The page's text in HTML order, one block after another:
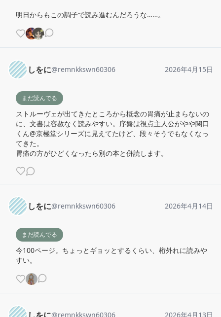
明日からもこの調子で読み進むんだろうな……。
しをに@remnkkswn60306 2026年4月15日
まだ読んでる
ストルーヴェが出てきたところから概念の胃痛が止まらないの
に、文書は容赦なく読みやすい。序盤は視点主人公がやや関口
くん@京極堂シリーズに見えてたけど、段々そうでもなくなっ
てきた。
胃痛の方がひどくなったら別の本と併読します。
しをに@remnkkswn60306 2026年4月14日
まだ読んでる
今100ページ。ちょっとギョッとするくらい、桁外れに読みや
すい。
@remnkkswn60306 2026年4月13日